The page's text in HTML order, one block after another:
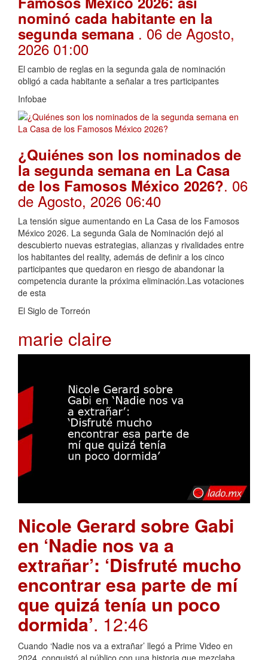
nominó cada habitante en la
segunda semana . 06 de Agosto,
2026 01:00
El cambio de reglas en la segunda gala de nominación
obligó a cada habitante a señalar a tres participantes
Infobae
¿Quiénes son los nominados de
la segunda semana en La Casa
de los Famosos México 2026?. 06
de Agosto, 2026 06:40
La tensión sigue aumentando en La Casa de los Famosos
México 2026. La segunda Gala de Nominación dejó al
descubierto nuevas estrategias, alianzas y rivalidades entre
los habitantes del reality, además de definir a los cinco
participantes que quedaron en riesgo de abandonar la
competencia durante la próxima eliminación.Las votaciones
de esta
El Siglo de Torreón
marie claire
Nicole Gerard sobre Gabi
en ‘Nadie nos va a
extrañar’: ‘Disfruté mucho
encontrar esa parte de mí
que quizá tenía un poco
dormida’. 12:46
Cuando ‘Nadie nos va a extrañar’ llegó a Prime Video en